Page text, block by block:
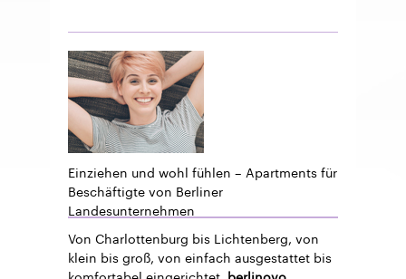
Einziehen und wohl fühlen – Apartments für
Beschäftigte von Berliner
Landesunternehmen
Von Charlottenburg bis Lichtenberg, von
klein bis groß, von einfach ausgestattet bis
komfortabel eingerichtet, berlinovo